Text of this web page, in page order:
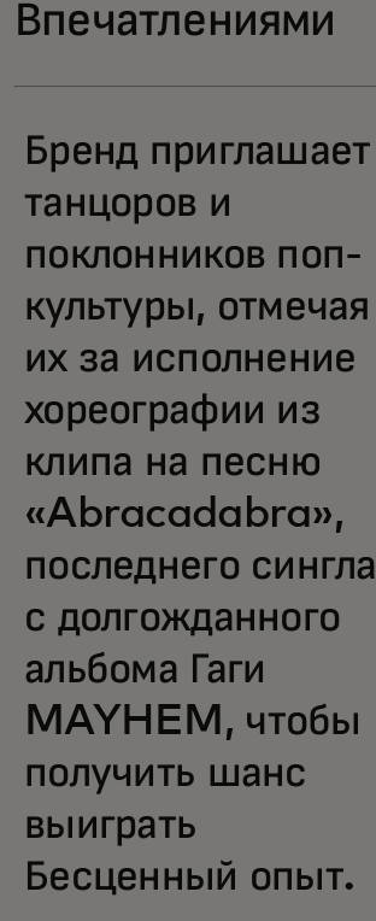
Впечатлениями
Бренд приглашает
танцоров и
поклонников поп-
культуры, отмечая
их за исполнение
хореографии из
клипа на песню
«Abracadabra»,
последнего сингла
с долгожданного
альбома Гаги
MAYHEM, чтобы
получить шанс
выиграть
Бесценный опыт.